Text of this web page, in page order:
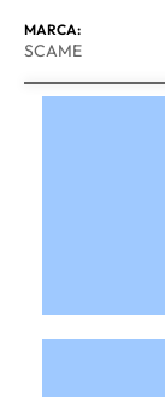
MARCA:
SCAME